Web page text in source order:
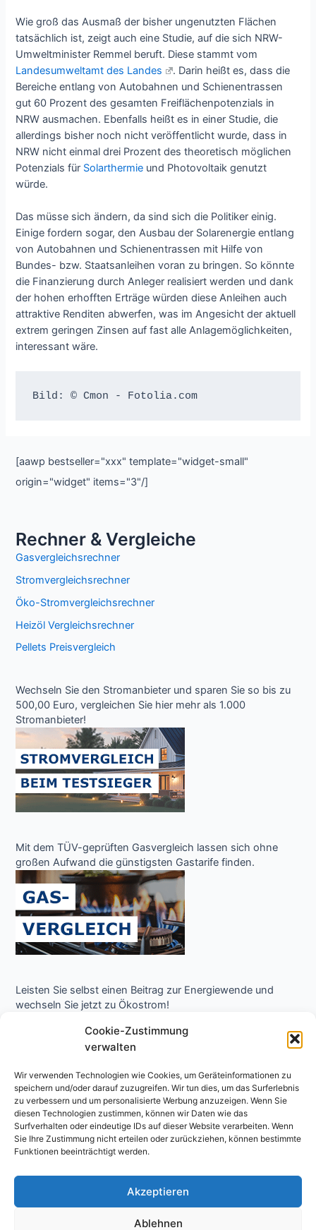
Cookie-Zustimmung
verwalten
Wir verwenden Technologien wie Cookies, um Geräteinformationen zu
speichern und/oder darauf zuzugreifen. Wir tun dies, um das Surferlebnis
zu verbessern und um personalisierte Werbung anzuzeigen. Wenn Sie
diesen Technologien zustimmen, können wir Daten wie das
Surfverhalten oder eindeutige IDs auf dieser Website verarbeiten. Wenn
Sie Ihre Zustimmung nicht erteilen oder zurückziehen, können bestimmte
Funktionen beeinträchtigt werden.
Akzeptieren
Ablehnen
Wie groß das Ausmaß der bisher ungenutzten Flächen
tatsächlich ist, zeigt auch eine Studie, auf die sich NRW-
Umweltminister Remmel beruft. Diese stammt vom
Landesumweltamt des Landes
. Darin heißt es, dass die
Bereiche entlang von Autobahnen und Schienentrassen
gut 60 Prozent des gesamten Freiflächenpotenzials in
NRW ausmachen. Ebenfalls heißt es in einer Studie, die
allerdings bisher noch nicht veröffentlicht wurde, dass in
NRW nicht einmal drei Prozent des theoretisch möglichen
Potenzials für Solarthermie und Photovoltaik genutzt
würde.
Das müsse sich ändern, da sind sich die Politiker einig.
Einige fordern sogar, den Ausbau der Solarenergie entlang
von Autobahnen und Schienentrassen mit Hilfe von
Bundes- bzw. Staatsanleihen voran zu bringen. So könnte
die Finanzierung durch Anleger realisiert werden und dank
der hohen erhofften Erträge würden diese Anleihen auch
attraktive Renditen abwerfen, was im Angesicht der aktuell
extrem geringen Zinsen auf fast alle Anlagemöglichkeiten,
interessant wäre.
Bild: © Cmon - Fotolia.com
[aawp bestseller="xxx" template="widget-small"
origin="widget" items="3"/]
Rechner & Vergleiche
Gasvergleichsrechner
Stromvergleichsrechner
Öko-Stromvergleichsrechner
Heizöl Vergleichsrechner
Pellets Preisvergleich
Wechseln Sie den Stromanbieter und sparen Sie so bis zu
500,00 Euro, vergleichen Sie hier mehr als 1.000
Stromanbieter!
Mit dem TÜV-geprüften Gasvergleich lassen sich ohne
großen Aufwand die günstigsten Gastarife finden.
Leisten Sie selbst einen Beitrag zur Energiewende und
wechseln Sie jetzt zu Ökostrom!
Copyright © 2026 Niedrigenergie Forum - Energielexikon
Impressum
Datenschutzerklärung
Als Amazon-Partner verdiene ich an qualifizierten Käufen. Wenn Sie einem